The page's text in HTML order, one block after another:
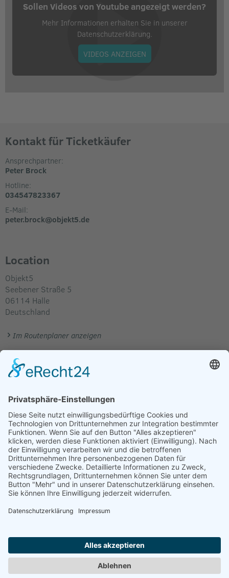
Sollen Videos von Youtube angezeigt werden?
Mehr Informationen erhalten Sie in unserer
Datenschutzerklärung.
VIDEOS ANZEIGEN
Kontakt für Ticketkäufer
Ansprechpartner:
Peter Brock
Hotline:
034547823367
E-Mail:
peter.brock@objekt5.de
Location
Objekt5
Seebener Straße 5
06114 Halle
Deutschland
Im Routenplaner anzeigen
Kulturverein Objekt 5 e.V.
Seebener Straße 5
06114 Halle
Deutschland
Telefon: 0345 - 478 233 67
Telefax: 0345 - 478 233 66
E-Mail:
peter.brock@objekt5.de
Internet:
www.objekt5.de
Hier finden Sie die
Datenschutzerkärung
Impressum
des Verkäufers.
KONTAKT